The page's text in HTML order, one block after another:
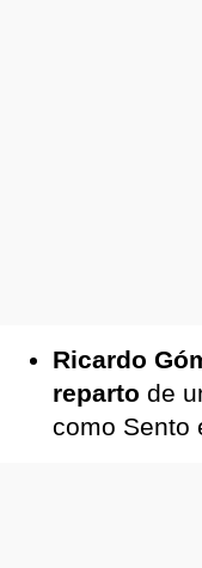
Ricardo
repartode
como Sento